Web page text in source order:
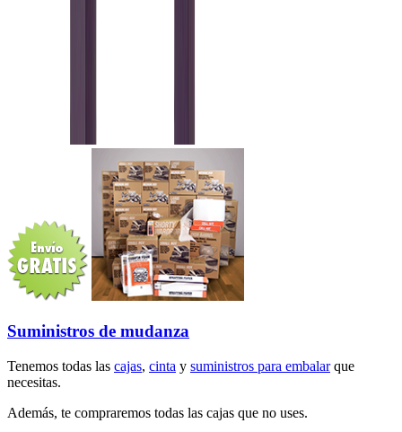
Suministros de mudanza
Tenemos todas las cajas, cinta y suministros para embalarque
necesitas.
Además, te compraremos todas las cajas que no uses.